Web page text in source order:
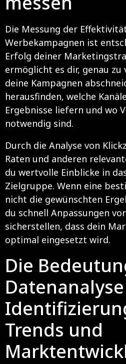
Die Messung der
Werbekampagnen ist
Erfolg deiner
ermöglicht es dir, genau
deine Kampagnen
herausfinden, welche
Ergebnisse liefern und wo
notwendig sind.
Durch die Analyse von
Raten und anderen
du wertvolle Einblicke in
Zielgruppe. Wenn eine
nicht die gewünschten
du schnell Anpassungen
sicherstellen, dass dein
optimal eingesetzt wird.
Die
Trends und